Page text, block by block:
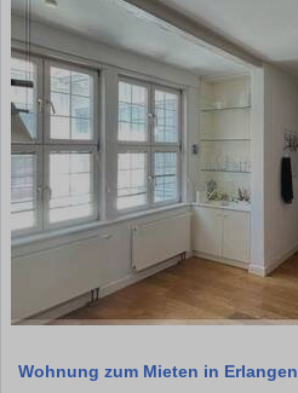
Wohnung zum Mieten in Erlangen